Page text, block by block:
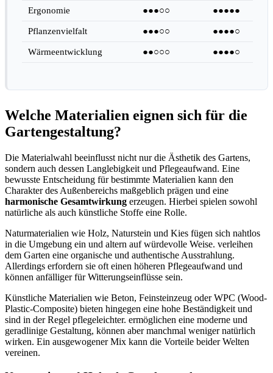
Ergonomie ●●●○○ ●●●●●
Pflanzenvielfalt ●●●○○ ●●●●○
Wärmeentwicklung ●●○○○ ●●●●○
Welche Materialien eignen sich für die
Gartengestaltung?
Die Materialwahl beeinflusst nicht nur die Ästhetik des Gartens,
sondern auch dessen Langlebigkeit und Pflegeaufwand. Eine
bewusste Entscheidung für bestimmte Materialien kann den
Charakter des Außenbereichs maßgeblich prägen und eine
harmonische Gesamtwirkung erzeugen. Hierbei spielen sowohl
natürliche als auch künstliche Stoffe eine Rolle.
Naturmaterialien wie Holz, Naturstein und Kies fügen sich nahtlos
in die Umgebung ein und altern auf würdevolle Weise. verleihen
dem Garten eine organische und authentische Ausstrahlung.
Allerdings erfordern sie oft einen höheren Pflegeaufwand und
können anfälliger für Witterungseinflüsse sein.
Künstliche Materialien wie Beton, Feinsteinzeug oder WPC (Wood-
Plastic-Composite) bieten hingegen eine hohe Beständigkeit und
sind in der Regel pflegeleichter. ermöglichen eine moderne und
geradlinige Gestaltung, können aber manchmal weniger natürlich
wirken. Ein ausgewogener Mix kann die Vorteile beider Welten
vereinen.